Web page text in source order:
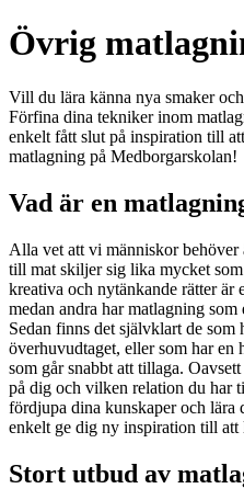
Övrig
Vill du lära känna nya smaker
Förfina dina tekniker inom
enkelt fått slut på inspiration till
matlagning på Medborgarskolan!
Vad är en
Alla vet att vi människor
till mat skiljer sig lika mycket
kreativa och nytänkande rätter är
medan andra har matlagning
Sedan finns det självklart de som
överhuvudtaget, eller som har en
som går snabbt att tillaga.
på dig och vilken relation du har
fördjupa dina kunskaper och
enkelt ge dig ny inspiration till att
Stort utbud av